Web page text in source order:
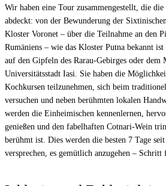
Wir haben eine Tour zusammengestellt, die
abdeckt: von der Bewunderung der
Kloster Voronet – über die Teilnahme an den
Rumäniens – wie das Kloster Putna bekannt
auf den Gipfeln des Rarau-Gebirges oder
Universitätsstadt Iasi. Sie haben die
Kochkursen teilzunehmen, sich beim
versuchen und neben berühmten lokalen
werden die Einheimischen kennenlernen,
genießen und den fabelhaften Cotnari-Wein
berühmt ist. Dies werden die besten 7 Tage
versprechen, es gemütlich anzugehen –